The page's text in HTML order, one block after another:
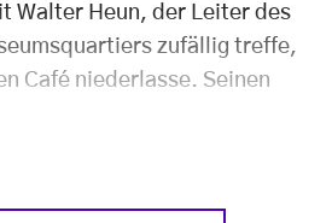
Walter Heun, der Leiter des
zufällig treffe,
Café niederlasse. Seinen